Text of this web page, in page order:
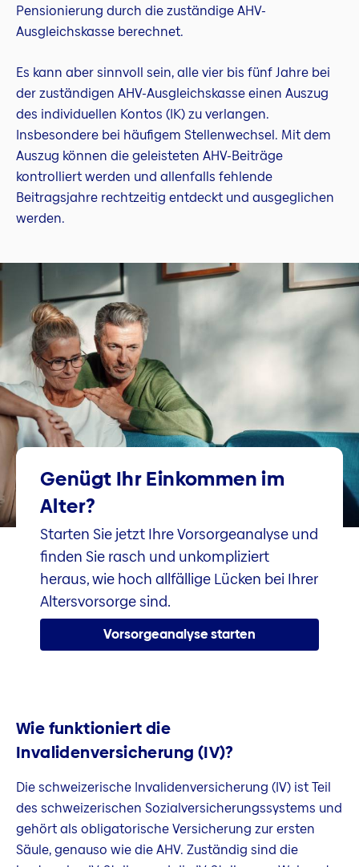
Pensionierung durch die zuständige AHV-
Ausgleichskasse berechnet.
Es kann aber sinnvoll sein, alle vier bis fünf Jahre bei
der zuständigen AHV-Ausgleichskasse einen Auszug
des individuellen Kontos (IK) zu verlangen.
Insbesondere bei häufigem Stellenwechsel. Mit dem
Auszug können die geleisteten AHV-Beiträge
kontrolliert werden und allenfalls fehlende
Beitragsjahre rechtzeitig entdeckt und ausgeglichen
werden.
Genügt Ihr Einkommen im
Alter?
Starten Sie jetzt Ihre Vorsorgeanalyse und
finden Sie rasch und unkompliziert
heraus, wie hoch allfällige Lücken bei Ihrer
Altersvorsorge sind.
Vorsorgeanalyse starten
Wie funktioniert die
Invalidenversicherung (IV)?
Die schweizerische Invalidenversicherung (IV) ist Teil
des schweizerischen Sozialversicherungssystems und
gehört als obligatorische Versicherung zur ersten
Säule, genauso wie die AHV. Zuständig sind die